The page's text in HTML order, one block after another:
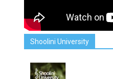
Shoolini University